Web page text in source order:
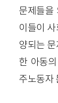
문제들을
이들이
양되는
한 아동
주노동자